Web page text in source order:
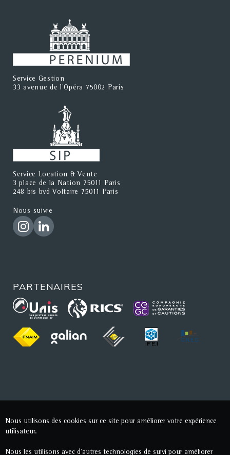
Service Gestion
33 avenue de l'Opéra 75002 Paris
Service Location & Vente
3 place de la Nation 75011 Paris
248 bis bvd Voltaire 75011 Paris
Nous suivre
PARTENAIRES
Nous utilisons des cookies sur ce site pour améliorer votre expérience
utilisateur.
Nous les utilisons avec d'autres technologies de suivi pour améliorer